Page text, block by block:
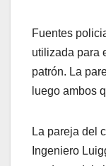
Fuentes
utilizada para
patrón. La
luego ambos
La pareja del
Ingeniero